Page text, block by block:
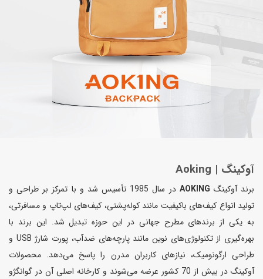
آوکینگ | Aoking
برند آوکینگ AOKING
در سال 1985 تأسیس شد و با تمرکز بر طراحی و
تولید انواع کیف‌های باکیفیت مانند کوله‌پشتی، کیف‌های لپ‌تاپ و مسافرتی،
به یکی از برندهای مطرح جهانی در این حوزه تبدیل شد. این برند با
بهره‌گیری از تکنولوژی‌های نوین مانند پارچه‌های ضدآب، پورت شارژ USB و
طراحی ارگونومیک، نیازهای کاربران مدرن را پاسخ می‌دهد. محصولات
آوکینگ در بیش از 70 کشور عرضه می‌شوند و کارخانه اصلی آن در گوانگژو